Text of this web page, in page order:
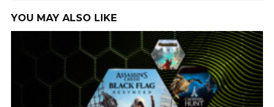
YOU MAY ALSO LIKE